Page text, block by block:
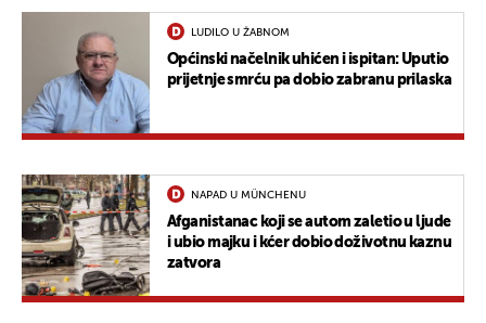
LUDILO U ŽABNOM
Općinski načelnik uhićen i ispitan: Uputio
prijetnje smrću pa dobio zabranu prilaska
NAPAD U MÜNCHENU
Afganistanac koji se autom zaletio u ljude
i ubio majku i kćer dobio doživotnu kaznu
zatvora